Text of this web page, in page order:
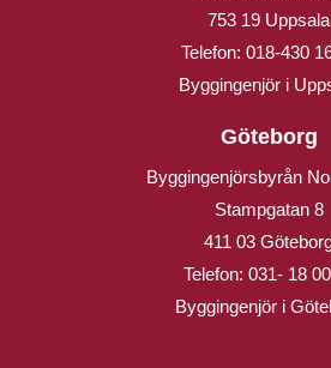
753 19 Uppsala
Telefon: 018-430
Byggingenjör i
Göteborg
Byggingenjörsbyrån
Stampgatan 8
411 03
Telefon: 031- 18
Byggingenjör i